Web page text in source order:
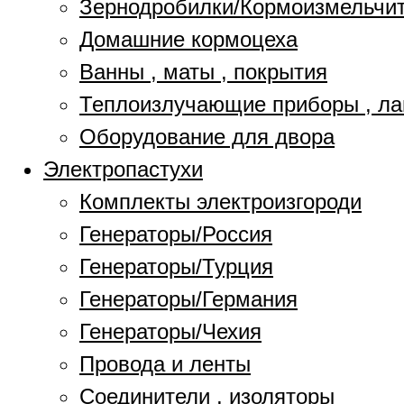
Зернодробилки/
Домашние кормоцеха
Ванны , маты , покрытия
Теплоизлучающие приборы ,
Оборудование для двора
Электропастухи
Комплекты электроизгороди
Генераторы/Россия
Генераторы/Турция
Генераторы/Германия
Генераторы/Чехия
Провода и ленты
Соединители , изоляторы